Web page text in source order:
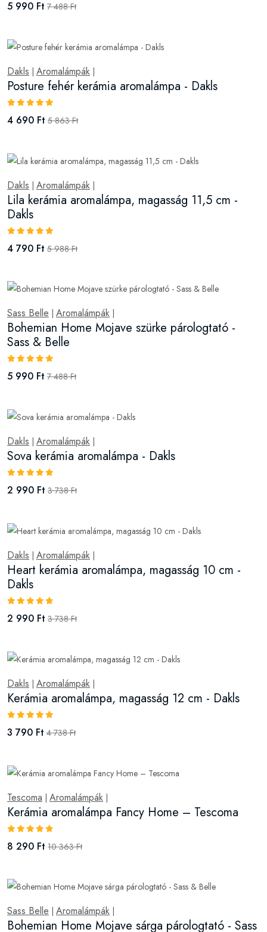
5 990 Ft 7 488 Ft
Dakls | Aromalámpák |
Posture fehér kerámia aromalámpa - Dakls
4 690 Ft 5 863 Ft
Dakls | Aromalámpák |
Lila kerámia aromalámpa, magasság 11,5 cm -
Dakls
4 790 Ft 5 988 Ft
Sass Belle Aromalámpák
Bohemian Home Mojave szürke párologtató -
Sass & Belle
5 990 Ft 7 488 Ft
Dakls Aromalámpák
Sova kerámia aromalámpa - Dakls
2 990 Ft 3 738 Ft
Dakls Aromalámpák
Heart kerámia aromalámpa, magasság 10 cm -
Dakls
2 990 Ft 3 738 Ft
Dakls | Aromalámpák |
Kerámia aromalámpa, magasság 12 cm - Dakls
3 790 Ft 4 738 Ft
Tescoma | Aromalámpák |
Kerámia aromalámpa Fancy Home – Tescoma
8 290 Ft 10 363 Ft
Sass Belle Aromalámpák
Bohemian Home Mojave sárga párologtató - Sass